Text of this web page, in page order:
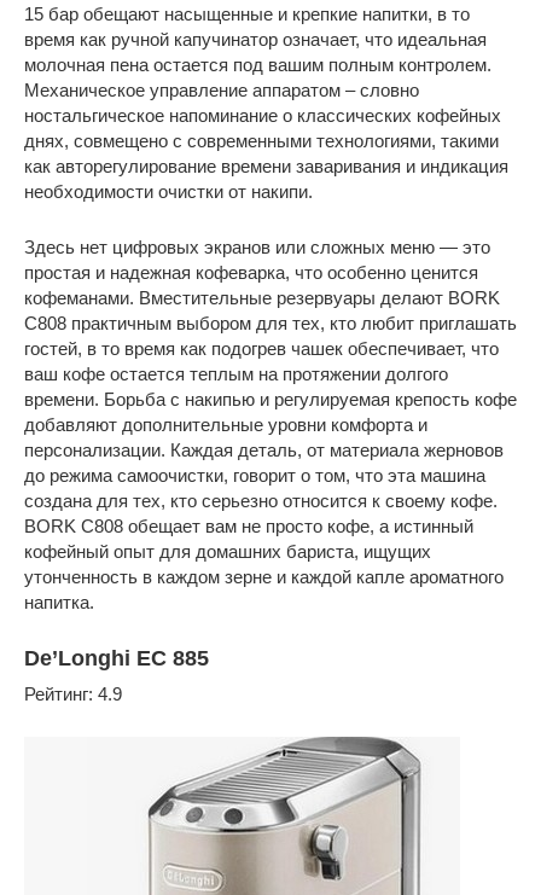
15 бар обещают насыщенные и крепкие напитки, в то
время как ручной капучинатор означает, что идеальная
молочная пена остается под вашим полным контролем.
Механическое управление аппаратом – словно
ностальгическое напоминание о классических кофейных
днях, совмещено с современными технологиями, такими
как авторегулирование времени заваривания и индикация
необходимости очистки от накипи.
Здесь нет цифровых экранов или сложных меню — это
простая и надежная кофеварка, что особенно ценится
кофеманами. Вместительные резервуары делают BORK
C808 практичным выбором для тех, кто любит приглашать
гостей, в то время как подогрев чашек обеспечивает, что
ваш кофе остается теплым на протяжении долгого
времени. Борьба с накипью и регулируемая крепость кофе
добавляют дополнительные уровни комфорта и
персонализации. Каждая деталь, от материала жерновов
до режима самоочистки, говорит о том, что эта машина
создана для тех, кто серьезно относится к своему кофе.
BORK C808 обещает вам не просто кофе, а истинный
кофейный опыт для домашних бариста, ищущих
утонченность в каждом зерне и каждой капле ароматного
напитка.
De’Longhi EC 885
Рейтинг: 4.9